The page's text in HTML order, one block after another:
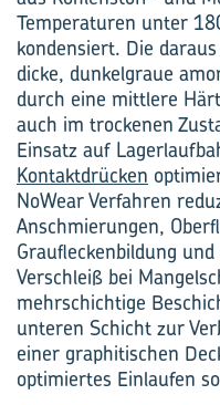
Temperaturen unter
kondensiert. Die
dicke, dunkelgraue
durch eine mittlere
auch im trockenen
Einsatz auf
Kontaktdrücken
NoWear Verfahren
Anschmierungen,
Graufleckenbildung
Verschleiß bei
mehrschichtige
unteren Schicht zur
einer graphitischen
optimiertes Einlaufen